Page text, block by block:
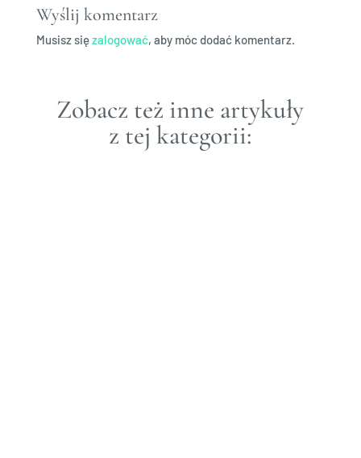
Wyślij komentarz
Musisz sięzalogować, aby móc dodać komentarz.
Zobacz też inne artykuły
z tej kategorii: